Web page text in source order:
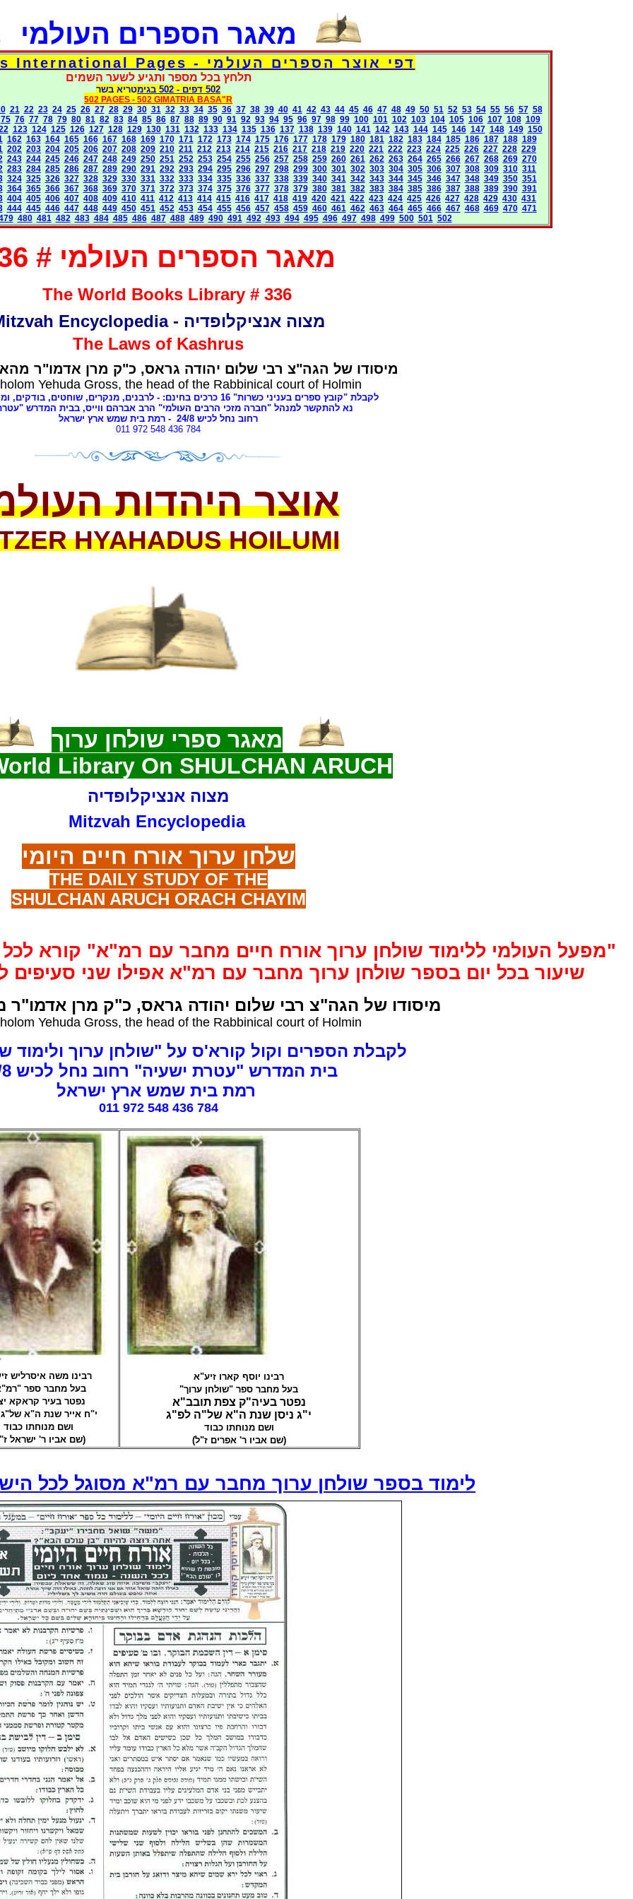
מאגר הספרים העולמי
דפי אוצר הספרים העולמי - Torah Books International Pages
תלחץ בכל מספר ותגיע לשער השמים
502 דפים - 502 בגימטריא בשר
502 PAGES - 502 GIMATRIA BASA"R
21 22 23 24 25 26 27 28 29 30 31 32 33 34 35 36 37 38 39 40 41 42 43 44 45 46 47 48 49 50 51 52 53 54 55 56 57 58
75 76 77 78 79 80 81 82 83 84 85 86 87 88 89 90 91 92 93 94 95 96 97 98 99 100 101 102 103 104 105 106 107 108 109
123 124 125 126 127 128 129 130 131 132 133 134 135 136 137 138 139 140 141 142 143 144 145 146 147 148 149 150
162 163 164 165 166 167 168 169 170 171 172 173 174 175 176 177 178 179 180 181 182 183 184 185 186 187 188 189
202 203 204 205 206 207 208 209 210 211 212 213 214 215 216 217 218 219 220 221 222 223 224 225 226 227 228 229
243 244 245 246 247 248 249 250 251 252 253 254 255 256 257 258 259 260 261 262 263 264 265 266 267 268 269 270
283 284 285 286 287 289 290 291 292 293 294 295 296 297 298 299 300 301 302 303 304 305 306 307 308 309 310 311
324 325 326 327 328 329 330 331 332 333 334 335 336 337 338 339 340 341 342 343 344 345 346 347 348 349 350 351
364 365 366 367 368 369 370 371 372 373 374 375 376 377 378 379 380 381 382 383 384 385 386 387 388 389 390 391
404 405 406 407 408 409 410 411 412 413 414 415 416 417 418 419 420 421 422 423 424 425 426 427 428 429 430 431
444 445 446 447 448 449 450 451 452 453 454 455 456 457 458 459 460 461 462 463 464 465 466 467 468 469 470 471
480 481 482 483 484 485 486 487 488 489 490 491 492 493 494 495 496 497 498 499 500 501 502
מאגר הספרים העולמי # 336
The World Books Library # 336
מצוה אנציקלופדיה - Mitzvah Encyclopedia
The Laws of Kashrus
מיסודו של הגה"צ רבי שלום יהודה גראס, כ"ק מרן אדמו"ר
Yehuda Gross, the head of the Rabbinical court of Holmin
לקבלת "קובץ ספרים בעניני כשרות" 16 כרכים בחינם: - לרבנים, מנקרים, שוחטים, בודקים,
נא להתקשר למנהל "חברה מזכי הרבים העולמי" הרב אברהם ווייס, בבית המדרש
רחוב נחל לכיש 24/ 8
- רמת בית שמש ארץ ישראל
011 972 548 436 784
אוצר היהדות
HYAHADUS HOILUMI
מאגר ספרי שולחן ערוך
Library On SHULCHAN ARUCH
מצוה אנציקלופדיה
Mitzvah Encyclopedia
שלחן ערוך אורח חיים היומי
THE DAILY STUDY OF THE
SHULCHAN ARUCH ORACH CHAYIM
"מפעל העולמי ללימוד שולחן ערוך אורח חיים מחבר עם רמ"א" קורא
שיעור בכל יום בספר שולחן ערוך מחבר עם רמ"א אפילו שני סעיפים
מיסודו של הגה"צ רבי שלום יהודה גראס, כ"ק מרן אדמו"ר
Yehuda Gross, the head of the Rabbinical court of Holmin
לקבלת הספרים וקול קורא'ס על "שולחן ערוך ולימוד
בית המדרש "עטרת ישעיה" רחוב נחל לכיש 24/8
רמת בית שמש ארץ ישראל
011 972 548 436 784
רבינו משה איסרליש
בעל מחבר ספר
נפטר בעיר קראקא
י"ח אייר שנת ה"א
ושם מנוחתו כבוד
(שם אביו ר' ישראל
רבינו יוסף קארו זיע"א
בעל מחבר ספר "שולחן ערוך"
נפטר בעיה"ק צפת תובב"א
י"ג ניסן שנת ה"א של"ה לפ"ג
ושם מנוחתו כבוד
(שם אביו ר' אפרים ז"ל)
לימוד בספר שולחן ערוך מחבר עם רמ"א מסוגל לכל